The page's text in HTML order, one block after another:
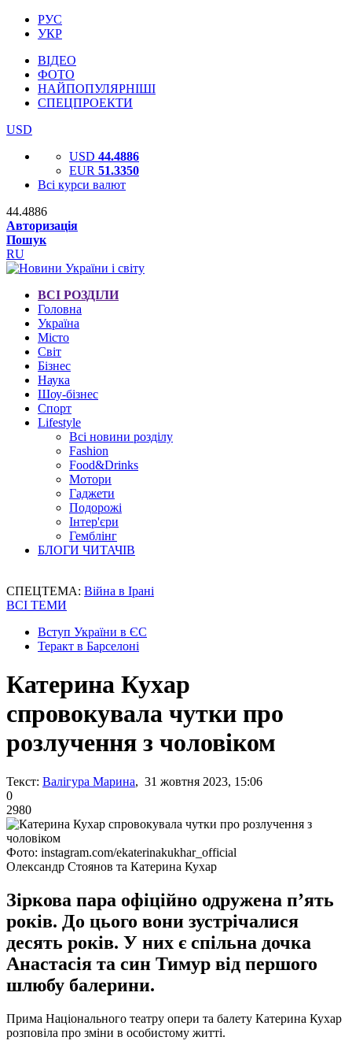
РУС
УКР
ВІДЕО
ФОТО
НАЙПОПУЛЯРНІШІ
СПЕЦПРОЕКТИ
USD
USD 44.4886
EUR 51.3350
Всі курси валют
44.4886
Авторизація
Пошук
RU
ВСІ РОЗДІЛИ
Головна
Україна
Місто
Світ
Бізнес
Наука
Шоу-бізнес
Спорт
Lifestyle
Всі новини розділу
Fashion
Food&Drinks
Мотори
Гаджети
Подорожі
Інтер'єри
Гемблінг
БЛОГИ ЧИТАЧІВ
СПЕЦТЕМА: Війна в Ірані
ВСІ ТЕМИ
Вступ України в ЄС
Теракт в Барселоні
Катерина Кухар
спровокувала чутки про
розлучення з чоловіком
Текст: Валігура Марина, 31 жовтня 2023, 15:06
0
2980
Фото: instagram.com/ekaterinakukhar_official
Олександр Стоянов та Катерина Кухар
Зіркова пара офіційно одружена п’ять
років. До цього вони зустрічалися
десять років. У них є спільна дочка
Анастасія та син Тимур від першого
шлюбу балерини.
Прима Національного театру опери та балету Катерина Кухар
розповіла про зміни в особистому житті.